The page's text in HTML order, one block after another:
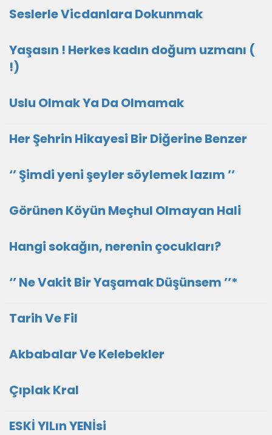
Seslerle Vicdanlara Dokunmak
Yaşasın ! Herkes kadın doğum uzmanı (
!)
Uslu Olmak Ya Da Olmamak
Her Şehrin Hikayesi Bir Diğerine Benzer
‘’ Şimdi yeni şeyler söylemek lazım ’’
Görünen Köyün Meçhul Olmayan Hali
Hangi sokağın, nerenin çocukları?
‘’ Ne Vakit Bir Yaşamak Düşünsem ’’*
Tarih Ve Fil
Akbabalar Ve Kelebekler
Çıplak Kral
ESKİ YILın YENİsi